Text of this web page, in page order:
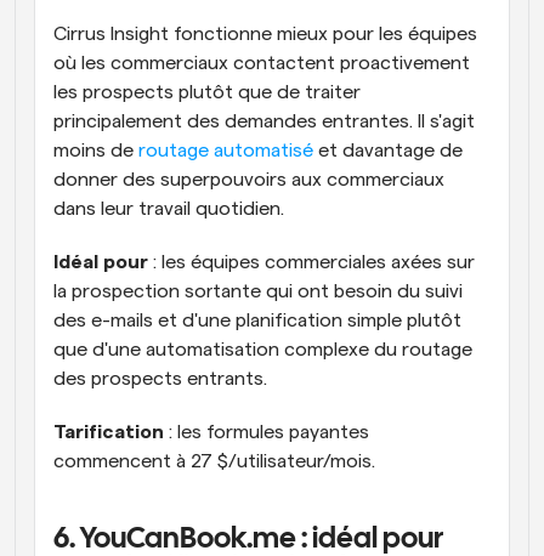
Cirrus Insight fonctionne mieux pour les équipes
où les commerciaux contactent proactivement
les prospects plutôt que de traiter
principalement des demandes entrantes. Il s'agit
moins de routage automatisé et davantage de
donner des superpouvoirs aux commerciaux
dans leur travail quotidien.
Idéal pour : les équipes commerciales axées sur
la prospection sortante qui ont besoin du suivi
des e-mails et d'une planification simple plutôt
que d'une automatisation complexe du routage
des prospects entrants.
Tarification : les formules payantes
commencent à 27 $/utilisateur/mois.
6. YouCanBook.me : idéal pour